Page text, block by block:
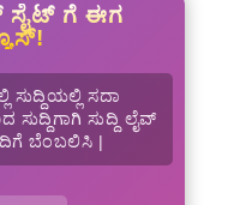
ಸೈಟ್ ಗೆ ಈಗ
ಸದಾ
ಸುದ್ದಿ ಲೈವ್
ಬೆಂಬಲಿಸಿ |